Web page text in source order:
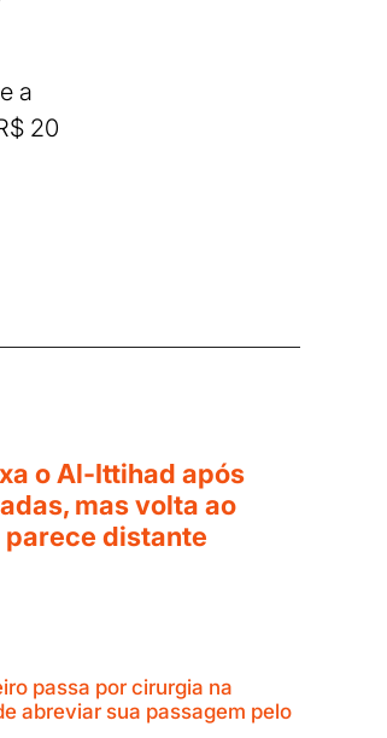
a
20
o Al-Ittihad após
mas volta ao
parece distante
passa por cirurgia na
abreviar sua passagem pelo